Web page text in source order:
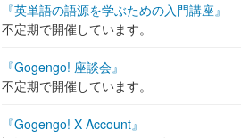
『英単語の語源を学ぶための入門講座』
不定期で開催しています。
『Gogengo! 座談会』
不定期で開催しています。
『Gogengo! X Account』